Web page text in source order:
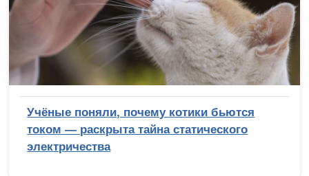
Учёные поняли, почему котики бьются
током — раскрыта тайна статического
электричества